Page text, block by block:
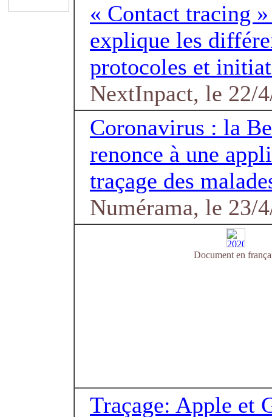
« Contact tracing
explique les
protocoles et
NextInpact, le 22/
Coronavirus : la
renonce à une
traçage des
Numérama, le 23/
Document en
Traçage: Apple et